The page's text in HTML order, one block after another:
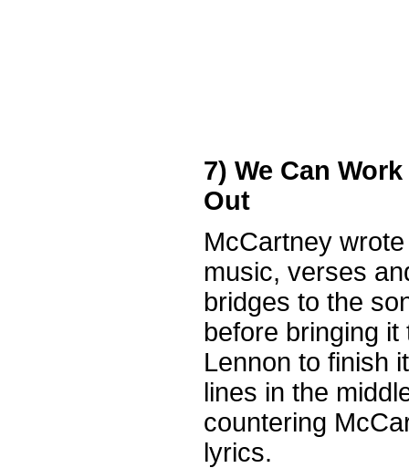
7) We Can
Out
McCartney
music, verses
bridges to the
before bringing it
Lennon to finish
lines in the
countering
lyrics.